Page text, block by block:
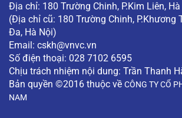
Địa chỉ: 180 Trường Chinh, P.Kim Liên, Hà
(Địa chỉ cũ: 180 Trường Chinh, P.Khương
Đa, Hà Nội)
Email: cskh@vnvc.vn
Số điện thoại: 028 7102 6595
Chịu trách nhiệm nội dung: Trần Thanh
Bản quyền ©2016 thuộc về CÔNG TY CỔ
NAM